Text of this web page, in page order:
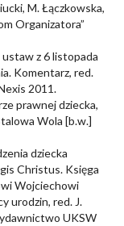
M. Łączkowska,
Organizatora”
z 6 listopada
Komentarz, red.
2011.
prawnej dziecka,
Wola [b.w.]
dziecka
Christus. Księga
Wojciechowi
urodzin, red. J.
UKSW